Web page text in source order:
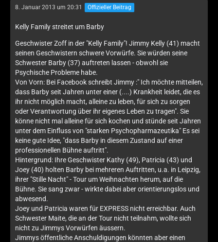
8. Januar 2013 um 20:31 Offizieller Beitrag
Kelly Family streitet um Barby
Geschwister Zoff in der "Kelly Family"! Jimmy Kelly (41) macht
seinen Geschwistern schwere Vorwürfe. Sie würden seine
Schwester Barby (37) auftreten lassen - obwohl sie
Psychische Probleme habe.
Von Vorn: Bei Facebook schreibt Jimmy :" Ich möchte mitteilen,
dass Barby seit Jahren unter einer (....) Krankheit leidet, die es
ihr nicht möglich macht, alleine zu leben, für sich zu sorgen
oder Verantwortung über ihr eigenes Leben zu tragen". Sie
könne nicht mal alleine für sich kochen und stünde seit Jahren
unter dem Einfluss von "starken Psychopharmazeutika" Es sei
keine gute Idee, "dass Barby in diesem Zustand auf einer
professionellen Bühne auftritt".
Hintergrund: Ihre Geschwister Kathy (49), Patricia (43) und
Joey (40) holten Barby bei mehreren Auftritten, u.a. in Leipzig,
ihrer "Stille Nacht" - Tour um Weihnachten herum, auf die
Bühne. Sie sang zwar - wirkte dabei aber orientierungslos und
abwesend.
Joey und Patricia waren für EXPRESS nicht erreichbar. Auch
Schwester Maite, die an der Tour nicht teilnahm, wollte sich
nicht zu Jimmys Vorwürfen äussern.
Jimmys öffentliche Anschuldigungen könnten aber einen